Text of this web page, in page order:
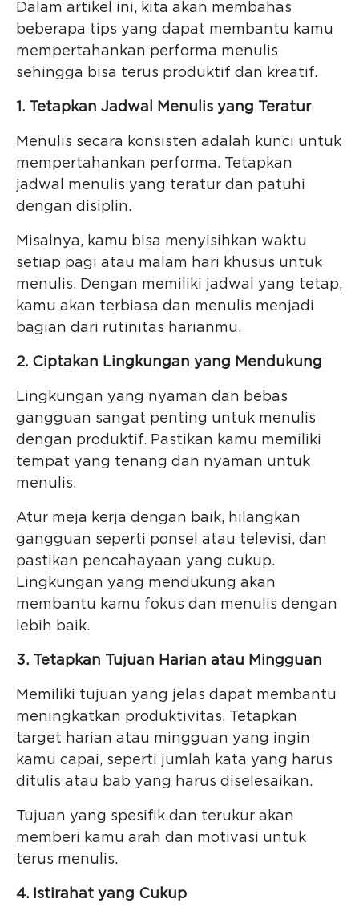
Dalam artikel ini, kita akan membahas
beberapa tips yang dapat membantu kamu
mempertahankan performa menulis
sehingga bisa terus produktif dan kreatif.
1. Tetapkan Jadwal Menulis yang Teratur
Menulis secara konsisten adalah kunci untuk
mempertahankan performa. Tetapkan
jadwal menulis yang teratur dan patuhi
dengan disiplin.
Misalnya, kamu bisa menyisihkan waktu
setiap pagi atau malam hari khusus untuk
menulis. Dengan memiliki jadwal yang tetap,
kamu akan terbiasa dan menulis menjadi
bagian dari rutinitas harianmu.
2. Ciptakan Lingkungan yang Mendukung
Lingkungan yang nyaman dan bebas
gangguan sangat penting untuk menulis
dengan produktif. Pastikan kamu memiliki
tempat yang tenang dan nyaman untuk
menulis.
Atur meja kerja dengan baik, hilangkan
gangguan seperti ponsel atau televisi, dan
pastikan pencahayaan yang cukup.
Lingkungan yang mendukung akan
membantu kamu fokus dan menulis dengan
lebih baik.
3. Tetapkan Tujuan Harian atau Mingguan
Memiliki tujuan yang jelas dapat membantu
meningkatkan produktivitas. Tetapkan
target harian atau mingguan yang ingin
kamu capai, seperti jumlah kata yang harus
ditulis atau bab yang harus diselesaikan.
Tujuan yang spesifik dan terukur akan
memberi kamu arah dan motivasi untuk
terus menulis.
4. Istirahat yang Cukup